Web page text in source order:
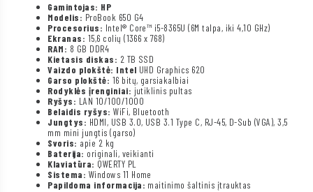
Gamintojas: HP
Modelis: ProBook 650 G4
Procesorius: Intel® Core™ i5-8365U (6M talpa, iki 4,10 GHz)
Ekranas: 15,6 colių (1366 x 768)
RAM: 8 GB DDR4
Kietasis diskas: 2 TB SSD
Vaizdo plokštė: Intel UHD Graphics 620
Garso plokštė: 16 bitų, garsiakalbiai
Rodyklės įrenginiai: jutiklinis pultas
Ryšys: LAN 10/100/1000
Belaidis ryšys: WiFi, Bluetooth
Jungtys: HDMI, USB 3.0, USB 3.1 Type C, RJ-45, D-Sub (VGA), 3,5
mm mini jungtis (garso)
Svoris: apie 2 kg
Baterija: originali, veikianti
Klaviatūra: QWERTY PL
Sistema: Windows 11 Home
Papildoma informacija: maitinimo šaltinis įtrauktas